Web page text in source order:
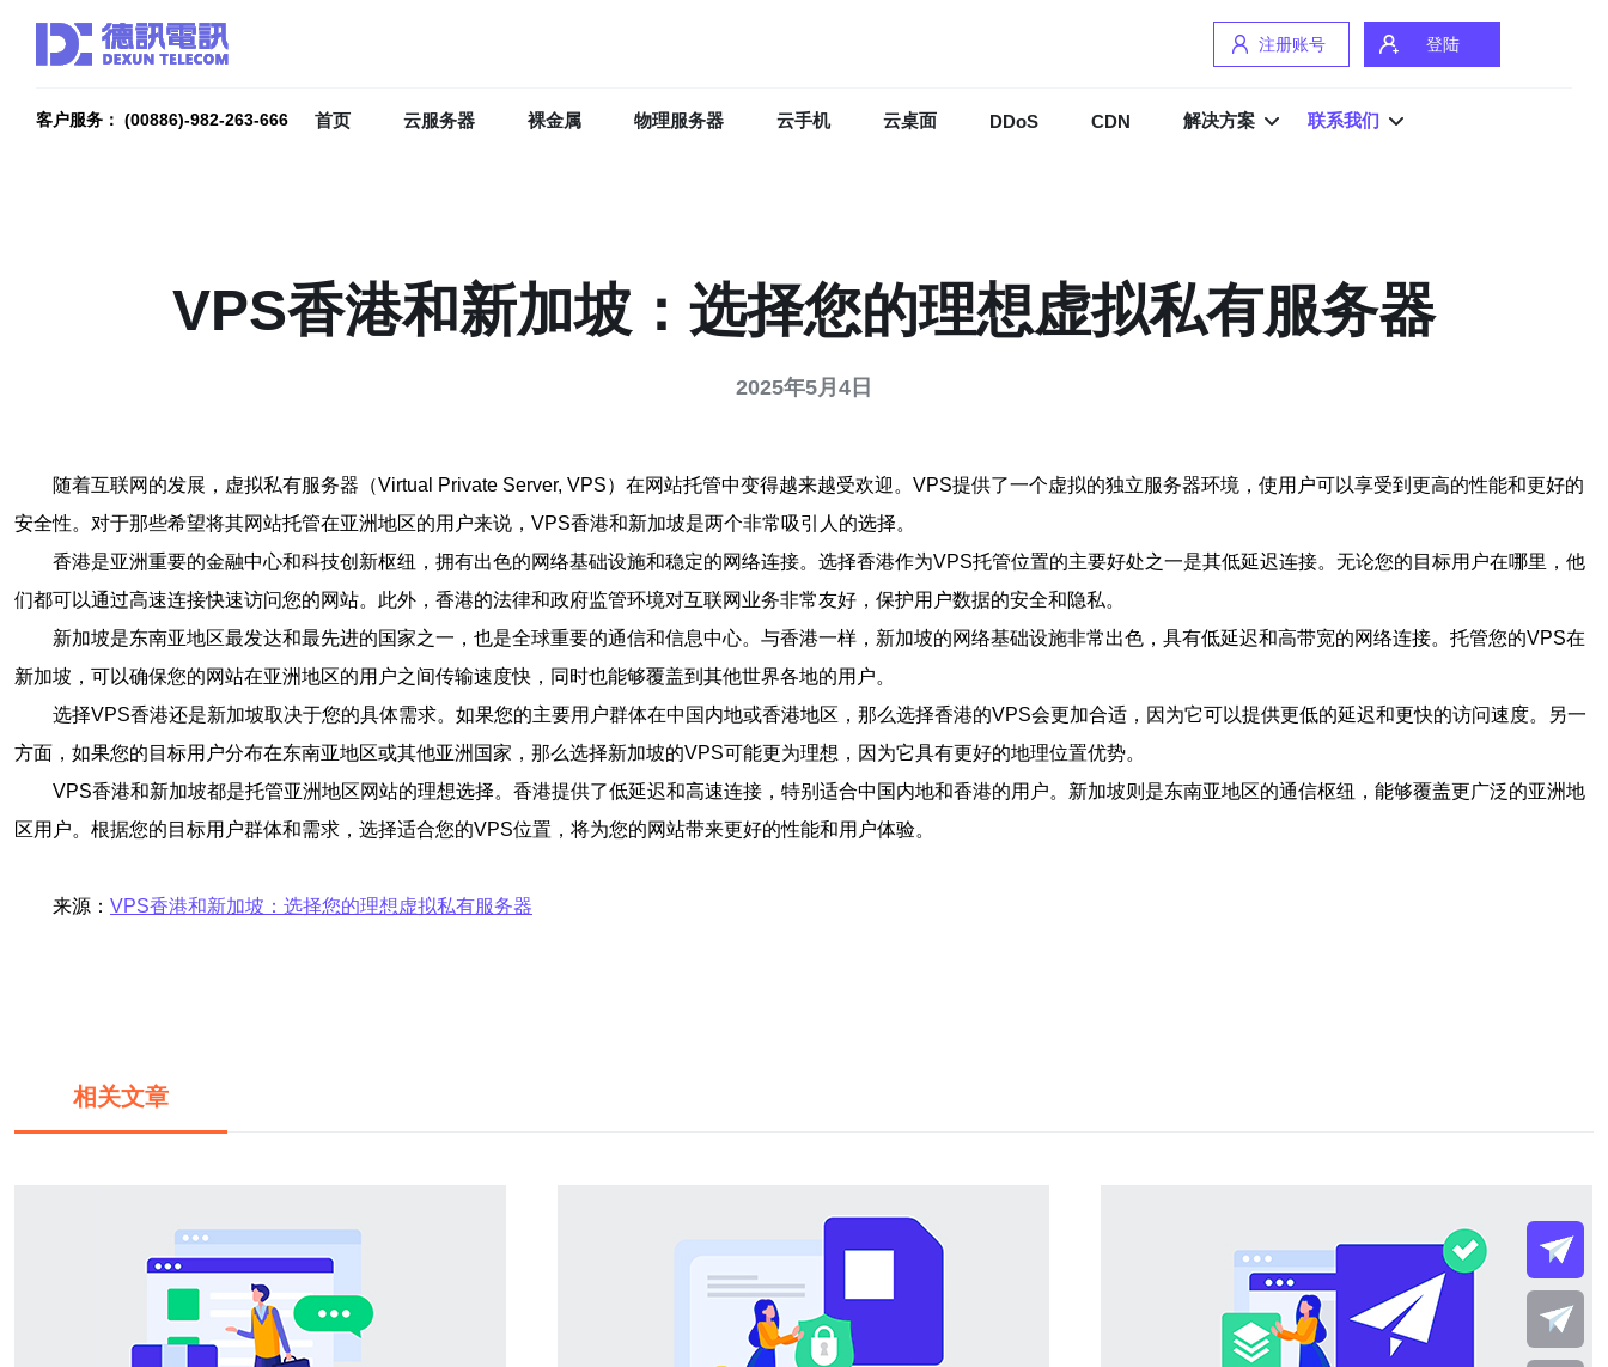
注册账号 登陆
客户服务： (00886)-982-263-666 首页 云服务器 裸金属 物理服务器 云手机 云桌面 DDoS CDN 解决方案 联系我们
VPS香港和新加坡：选择您的理想虚拟私有服务器
2025年5月4日
随着互联网的发展，虚拟私有服务器（Virtual Private Server, VPS）在网站托管中变得越来越受欢迎。VPS提供了一个虚拟的独立服务器环境，使用户可以享受到更高的性能和更好的
安全性。对于那些希望将其网站托管在亚洲地区的用户来说，VPS香港和新加坡是两个非常吸引人的选择。
香港是亚洲重要的金融中心和科技创新枢纽，拥有出色的网络基础设施和稳定的网络连接。选择香港作为VPS托管位置的主要好处之一是其低延迟连接。无论您的目标用户在哪里，他
们都可以通过高速连接快速访问您的网站。此外，香港的法律和政府监管环境对互联网业务非常友好，保护用户数据的安全和隐私。
新加坡是东南亚地区最发达和最先进的国家之一，也是全球重要的通信和信息中心。与香港一样，新加坡的网络基础设施非常出色，具有低延迟和高带宽的网络连接。托管您的VPS在
新加坡，可以确保您的网站在亚洲地区的用户之间传输速度快，同时也能够覆盖到其他世界各地的用户。
选择VPS香港还是新加坡取决于您的具体需求。如果您的主要用户群体在中国内地或香港地区，那么选择香港的VPS会更加合适，因为它可以提供更低的延迟和更快的访问速度。另一
方面，如果您的目标用户分布在东南亚地区或其他亚洲国家，那么选择新加坡的VPS可能更为理想，因为它具有更好的地理位置优势。
VPS香港和新加坡都是托管亚洲地区网站的理想选择。香港提供了低延迟和高速连接，特别适合中国内地和香港的用户。新加坡则是东南亚地区的通信枢纽，能够覆盖更广泛的亚洲地
区用户。根据您的目标用户群体和需求，选择适合您的VPS位置，将为您的网站带来更好的性能和用户体验。
来源： VPS香港和新加坡：选择您的理想虚拟私有服务器
相关文章